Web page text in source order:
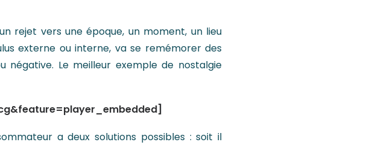
rejet vers une époque, un moment, un lieu
externe ou interne, va se remémorer des
Le meilleur exemple de nostalgie
a deux solutions possibles : soit il